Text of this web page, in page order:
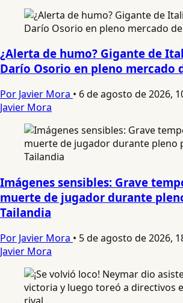
¿Alerta de humo? Gigante de
Darío Osorio en pleno mercado
Por Javier Mora • 6 de agosto de 2026,
Javier Mora
Imágenes sensibles: Grave
muerte de jugador durante
Tailandia
Por Javier Mora • 5 de agosto de 2026,
Javier Mora